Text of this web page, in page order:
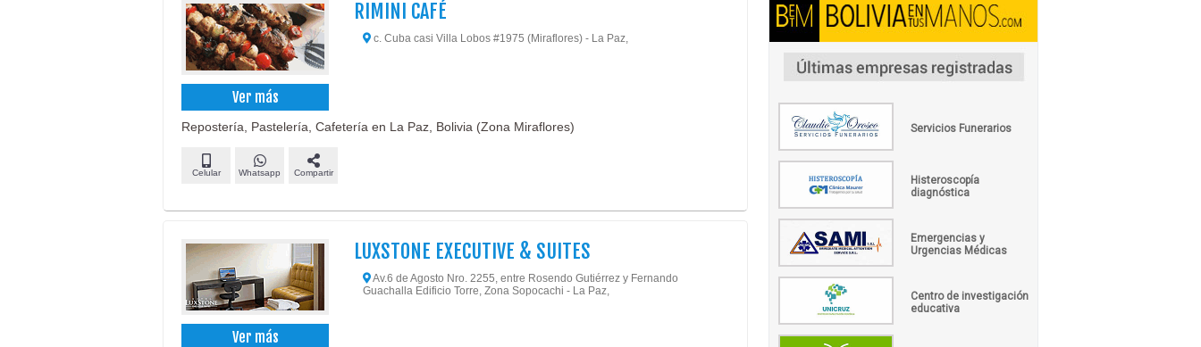
Ver más
RIMINI CAFÉ
c. Cuba casi Villa Lobos #1975 (Miraflores) - La Paz,
Repostería, Pastelería, Cafetería en La Paz, Bolivia (Zona Miraflores)
Celular Whatsapp Compartir
Ver más
LUXSTONE EXECUTIVE & SUITES
Av.6 de Agosto Nro. 2255, entre Rosendo Gutiérrez y Fernando
Guachalla Edificio Torre, Zona Sopocachi - La Paz,
Servicios Funerarios
Histeroscopía
diagnóstica
Emergencias y
Urgencias Médicas
Centro de investigación
educativa